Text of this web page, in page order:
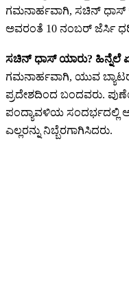
ಗಮನಾರ್ಹವಾಗಿ, ಸಚಿನ್ ಧಾಸ್
ಅವರಂತೆ 10 ನಂಬರ್ ಜೆರ್ಸಿ
ಸಚಿನ್ ಧಾಸ್ ಯಾರು? ಹಿನ್ನೆಲೆ
ಗಮನಾರ್ಹವಾಗಿ, ಯುವ
ಪ್ರದೇಶದಿಂದ ಬಂದವರು.
ಪಂದ್ಯಾವಳಿಯ ಸಂದರ್ಭದಲ್ಲಿ
ಎಲ್ಲರನ್ನು ನಿಬ್ಬೆರಗಾಗಿಸಿದರು.